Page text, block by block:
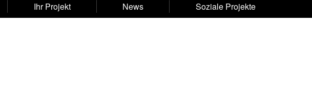
Ihr Projekt News Soziale Projekte